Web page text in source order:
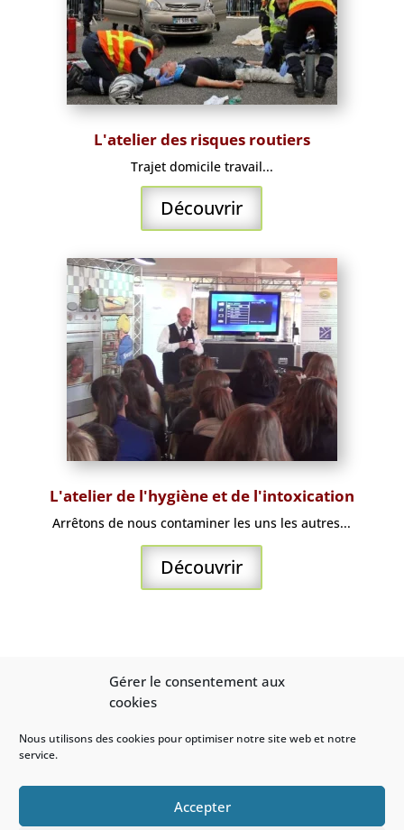
Gérer le consentement aux
cookies
Nous utilisons des cookies pour optimiser notre site web et notre
service.
Accepter
L'atelier des risques routiers
Trajet domicile travail...
Découvrir
L'atelier de l'hygiène et de l'intoxication
Arrêtons de nous contaminer les uns les autres...
Découvrir
LES BONS CONSEILS DE L’AMIE
PRÉVENTION
ILS NOUS FONT CONFIANCE